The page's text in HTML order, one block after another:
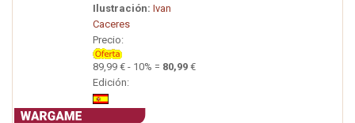
Ilustración: Ivan
Caceres
Precio:
89,99 € - 10% = 80,99 €
Edición: